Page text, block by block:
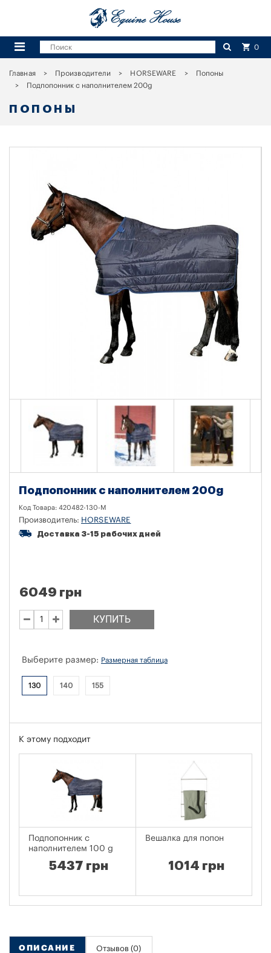
0
Главная Производители HORSEWARE
Попоны
Подпопонник с наполнителем 200g
ПОПОНЫ
Подпопонник с наполнителем 200g
Код Товара: 420482-130-M
Производитель: HORSEWARE
Доставка 3-15 рабочих дней
КУПИТЬ
6049 грн
Выберите размер: Размерная таблица
130 140 155
К этому подходит
Подпопонник с
наполнителем 100 g
5437 грн
Вешалка для попон
1014 грн
ОПИСАНИЕ Отзывов (0)